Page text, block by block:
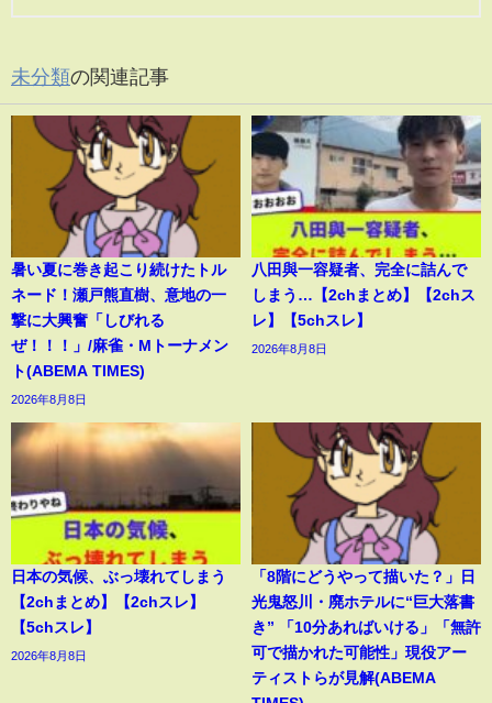
未分類の関連記事
暑い夏に巻き起こり続けたトル
ネード！瀬戸熊直樹、意地の一
撃に大興奮「しびれる
ぜ！！！」/麻雀・Mトーナメン
ト(ABEMA TIMES)
2026年8月8日
八田與一容疑者、完全に詰んで
しまう…【2chまとめ】【2chス
レ】【5chスレ】
2026年8月8日
日本の気候、ぶっ壊れてしまう
【2chまとめ】【2chスレ】
【5chスレ】
2026年8月8日
「8階にどうやって描いた？」日
光鬼怒川・廃ホテルに“巨大落書
き” 「10分あればいける」「無許
可で描かれた可能性」現役アー
ティストらが見解(ABEMA